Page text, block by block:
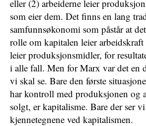
eller (2) arbeiderne leier
som eier dem. Det finns en lang
samfunnsøkonomi som påstår at
rolle om kapitalen leier arbeidskraft
leier produksjonsmidler, for
i alle fall. Men for Marx var det en
vi skal se. Bare den første
har kontroll med produksjonen og
solgt, er kapitalisme. Bare der ser
kjennetegnene ved kapitalismen.